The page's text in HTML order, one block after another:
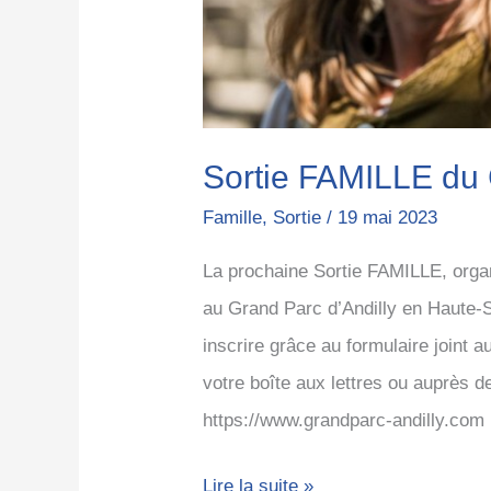
Sortie FAMILLE
Famille, Sortie / 19 mai 2023
La prochaine Sortie FAMILLE,
au Grand Parc d’Andilly en
inscrire grâce au formulaire joint
votre boîte aux lettres ou auprès
https://www.grandparc-andilly.com
Lire la suite »